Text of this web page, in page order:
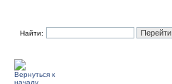
Найти: